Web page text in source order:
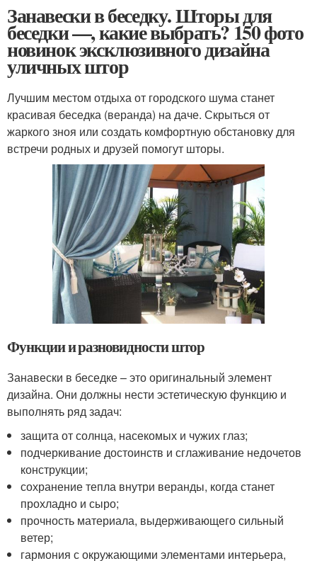
Занавески в беседку. Шторы для
беседки —, какие выбрать? 150 фото
новинок эксклюзивного дизайна
уличных штор
Лучшим местом отдыха от городского шума станет
красивая беседка (веранда) на даче. Скрыться от
жаркого зноя или создать комфортную обстановку для
встречи родных и друзей помогут шторы.
Функции и разновидности штор
Занавески в беседке – это оригинальный элемент
дизайна. Они должны нести эстетическую функцию и
выполнять ряд задач:
защита от солнца, насекомых и чужих глаз;
подчеркивание достоинств и сглаживание недочетов
конструкции;
сохранение тепла внутри веранды, когда станет
прохладно и сыро;
прочность материала, выдерживающего сильный
ветер;
гармония с окружающими элементами интерьера,